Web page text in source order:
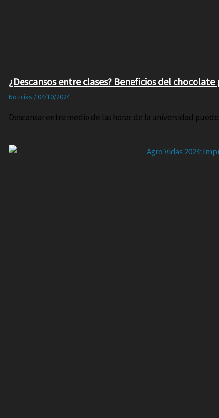
¿Descansos entre clases? Beneficios del
Noticias / 04/10/2024
Descansar entre medio de las horas de la universidad